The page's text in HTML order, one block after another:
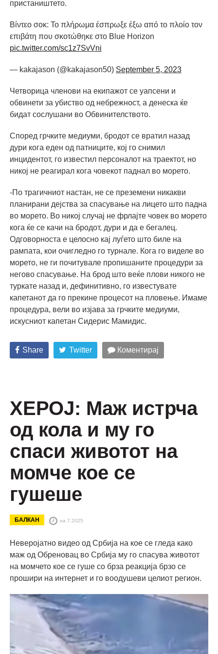
пристаништето.
Βίντεο σοκ: Το πλήρωμα έσπρωξε έξω από το πλοίο τον
επιβάτη που σκοτώθηκε στο Blue Horizon
pic.twitter.com/sc1z7SvVni
— kakajason (@kakajason50) September 5, 2023
Четворица членови на екипажот се уапсени и
обвинети за убиство од небрежност, а денеска ќе
бидат сослушани во Обвинителството.
Според грчките медиуми, бродот се вратил назад
дури кога еден од патниците, кој го снимил
инцидентот, го известил персоналот на траектот, но
никој не реагирал кога човекот паднал во морето.
-По трагичниот настан, не се преземени никакви
планирани дејства за спасување на лицето што падна
во морето. Во никој случај не фрлајте човек во морето
кога ќе се качи на бродот, дури и да е бегалец.
Одговорноста е целосно кај луѓето што биле на
рампата, кои очигледно го турнале. Кога го виделе во
морето, не ги почитувале пропишаните процедури за
негово спасување. На брод што веќе плови никого не
туркате назад и, дефинитивно, го известувате
капетанот да го прекине процесот на пловење. Имаме
процедура, вели во изјава за грчките медиуми,
искусниот капетан Сидерис Мамидис.
Share Twitter Коментирај
ХЕРОЈ: Маж истрча
од кола и му го
спаси животот на
момче кое се
гушеше
БАЛКАН на 7.2025
Неверојатно видео од Србија на кое се гледа како
маж од Обреновац во Србија му го спасува животот
на момчето кое се гуше со брза реакција брзо се
прошири на интернет и го воодушеви целиот регион.